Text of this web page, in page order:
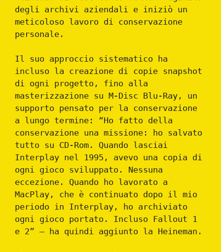
degli archivi aziendali e iniziò un
meticoloso lavoro di conservazione
personale.
Il suo approccio sistematico ha
incluso la creazione di copie snapshot
di ogni progetto, fino alla
masterizzazione su M-Disc Blu-Ray, un
supporto pensato per la conservazione
a lungo termine: “Ho fatto della
conservazione una missione: ho salvato
tutto su CD-Rom. Quando lasciai
Interplay nel 1995, avevo una copia di
ogni gioco sviluppato. Nessuna
eccezione. Quando ho lavorato a
MacPlay, che è continuato dopo il mio
periodo in Interplay, ho archiviato
ogni gioco portato. Incluso Fallout 1
e 2” – ha quindi aggiunto la Heineman.